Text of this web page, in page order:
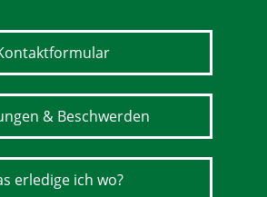
& Beschwerden
erledige ich wo?